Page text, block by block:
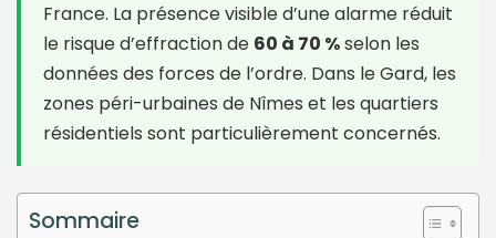
France. La présence visible d’une alarme réduit
le risque d’effraction de 60 à 70 %selon les
données des forces de l’ordre. Dans le Gard, les
zones péri-urbaines de Nîmes et les quartiers
résidentiels sont particulièrement concernés.
Sommaire